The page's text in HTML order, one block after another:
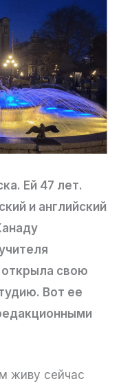
Ей 47 лет.
и английский
открыла свою
Вот ее
живу сейчас